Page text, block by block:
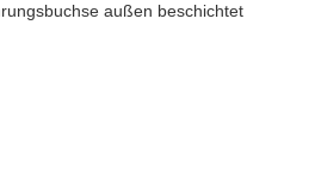
außen beschichtet